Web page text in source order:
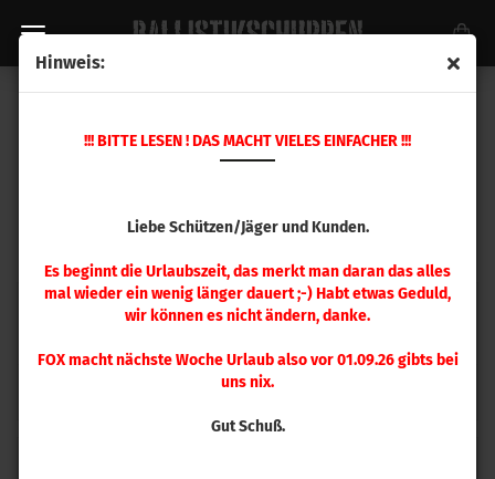
Hinweis:
!!! BITTE LESEN ! DAS MACHT VIELES EINFACHER !!!
Liebe Schützen/Jäger und Kunden.
Es beginnt die Urlaubszeit, das merkt man daran das alles
mal wieder ein wenig länger dauert ;-) Habt etwas Geduld,
wir können es nicht ändern, danke.
FOX macht nächste Woche Urlaub also vor 01.09.26 gibts bei
uns nix.
Gut Schuß.